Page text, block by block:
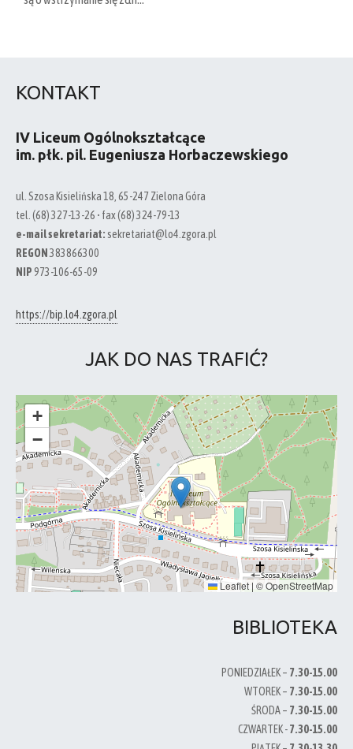
KONTAKT
IV Liceum Ogólnokształcące
im. płk. pil. Eugeniusza Horbaczewskiego
ul. Szosa Kisielińska 18, 65-247 Zielona Góra
tel. (68) 327-13-26 • fax (68) 324-79-13
e-mail sekretariat: sekretariat@lo4.zgora.pl
REGON 383866300
NIP973-106-65-09
https://bip.lo4.zgora.pl
JAK DO NAS TRAFIĆ?
+
−
Leaflet | ©OpenStreetMap
BIBLIOTEKA
PONIEDZIAŁEK – 7.30-15.00
WTOREK – 7.30-15.00
ŚRODA – 7.30-15.00
CZWARTEK -7.30-15.00